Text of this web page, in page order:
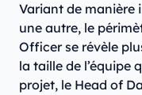
Variant de manière
une autre, le
Officer se révèle
la taille de l’équipe
projet, le Head of